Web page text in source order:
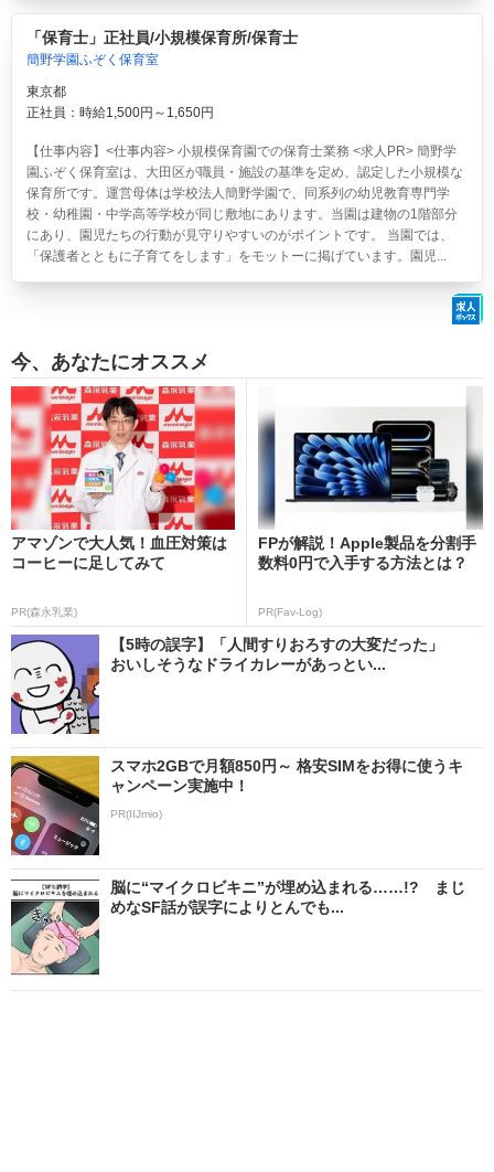
「保育士」正社員/小規模保育所/保育士
簡野学園ふぞく保育室
東京都
正社員：時給1,500円～1,650円
【仕事内容】<仕事内容> 小規模保育園での保育士業務 <求人PR> 簡野学
園ふぞく保育室は、大田区が職員・施設の基準を定め、認定した小規模な
保育所です。運営母体は学校法人簡野学園で、同系列の幼児教育専門学
校・幼稚園・中学高等学校が同じ敷地にあります。当園は建物の1階部分
にあり、園児たちの行動が見守りやすいのがポイントです。 当園では、
「保護者とともに子育てをします」をモットーに掲げています。園児...
今、あなたにオススメ
アマゾンで大人気！血圧対策は
コーヒーに足してみて
PR(森永乳業)
FPが解説！Apple製品を分割手
数料0円で入手する方法とは？
PR(Fav-Log)
【5時の誤字】「人間すりおろすの大変だった」
おいしそうなドライカレーがあっとい...
スマホ2GBで月額850円～ 格安SIMをお得に使うキ
ャンペーン実施中！
PR(IIJmio)
脳に“マイクロビキニ”が埋め込まれる……!? まじ
めなSF話が誤字によりとんでも...